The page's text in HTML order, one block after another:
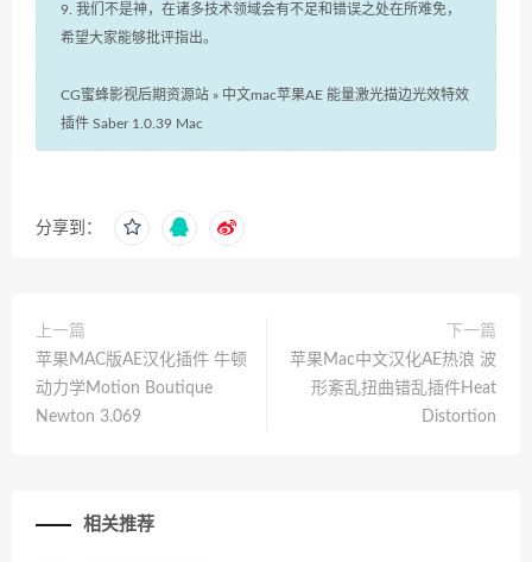
9. 我们不是神，在诸多技术领域会有不足和错误之处在所难免，
希望大家能够批评指出。
CG蜜蜂影视后期资源站 » 中文mac苹果AE 能量激光描边光效特效
插件 Saber 1.0.39 Mac
分享到：
上一篇
苹果MAC版AE汉化插件 牛顿
动力学Motion Boutique
Newton 3.069
下一篇
苹果Mac中文汉化AE热浪 波
形紊乱扭曲错乱插件Heat
Distortion
相关推荐